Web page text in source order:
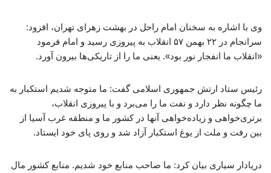
وی با اشاره به سخنان امام راحل در بهشت زهرای تهران، افزود:
سرانجام در ۲۲ بهمن ۵۷ انقلاب به پیروزی رسید و امام فرمود
«انقلاب ما انفجار نور بود». یعنی ما را از تاریکی‌ها بیرون آورد.
رئیس ستاد ارتش جمهوری اسلامی گفت: ما متوجه شدیم استکبار به
ما چگونه نظر دارد و نفت ما را می‌برد و با پیروزی انقلاب،
برتری‌خواهی و زیاده‌خواهی آنها در کشور ما و منطقه غرب آسیا از
بین رفت و ملت از یوغ استکبار آزاد شد و روی پای خود ایستاد.
دریادار سیاری بیان کرد: ما صاحب منابع خود شدیم. منابع کشور مال